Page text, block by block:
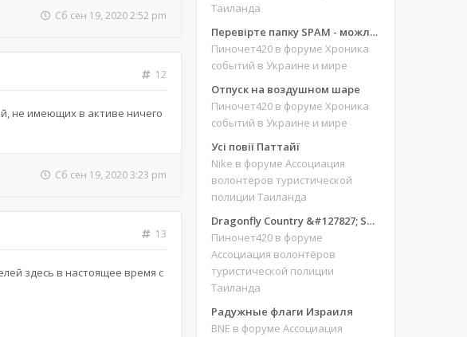
Сб сен 19, 2020 2:52 pm
12
не имеющих в активе ничего
Сб сен 19, 2020 3:23 pm
13
здесь в настоящее время с
Таиланда
Перевірте папку SPAM - можливо, ви щось пропустили
Пиночет420 в форуме Хроника
событий в Украине и мире
Отпуск на воздушном шаре
Пиночет420 в форуме Хроника
событий в Украине и мире
Усі повії Паттайї
Nike в форуме Ассоциация
волонтёров туристической
полиции Таиланда
Dragonfly Country &#127827; Save our site &#127775;&#127769;
Пиночет420 в форуме
Ассоциация волонтёров
туристической полиции
Таиланда
Радужные флаги Израиля
BNE в форуме Ассоциация